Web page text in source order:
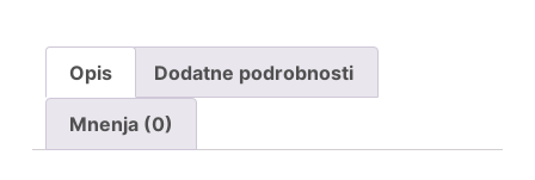
Opis Dodatne podrobnosti
Mnenja (0)